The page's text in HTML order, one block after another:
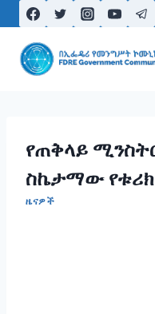
to
content
የጠቅላይ
ስኬታማው
ዜናዎች